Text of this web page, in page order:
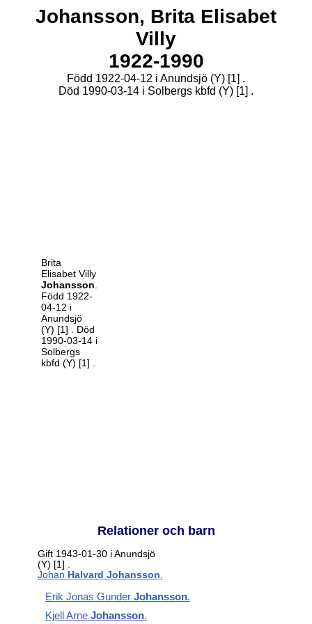
Johansson, Brita Elisabet
Villy
1922-1990
Född 1922-04-12 i Anundsjö (Y) [1] .
Död 1990-03-14 i Solbergs kbfd (Y) [1] .
Brita
Elisabet Villy
Johansson
Född 1922-
04-12 i
Anundsjö
(Y) [1]
. Död
1990-03-14 i
Solbergs
kbfd (Y) [1]
Relationer och barn
Gift 1943-01-30 i Anundsjö
(Y) [1] .
Johan Halvard Johansson.
Erik Jonas Gunder Johansson.
Kjell Arne Johansson.